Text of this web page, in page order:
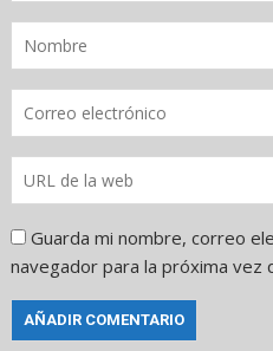
Guarda mi nombre, correo
navegador para la próxima vez